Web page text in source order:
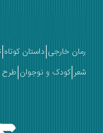
رمان خارجی داستان کوتاه
شعر کودک و نوجوان طرح